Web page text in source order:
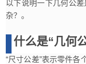
以下说明一下几何公
杂？。
什么是“几何
“尺寸公差”表示零件各